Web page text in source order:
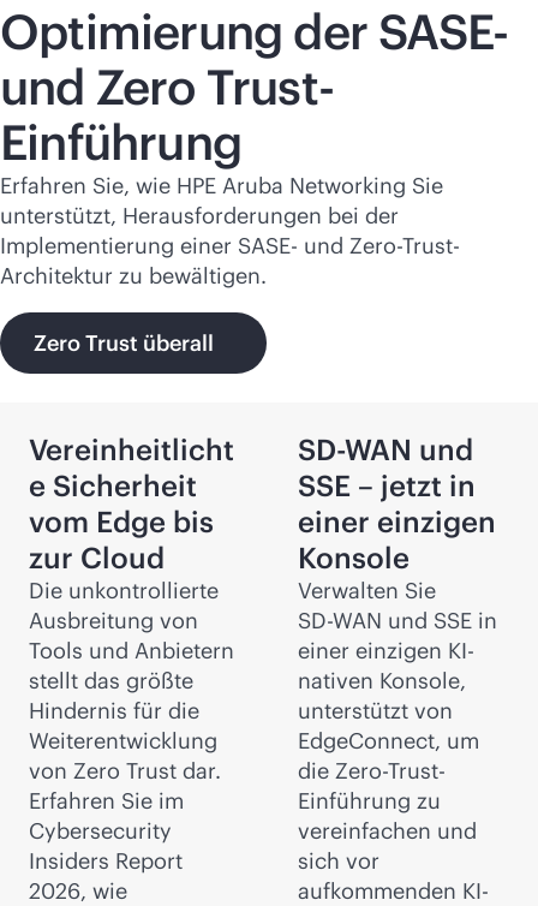
Optimierung der SASE-
und Zero Trust-
Einführung
Erfahren Sie, wie HPE Aruba Networking Sie
unterstützt, Herausforderungen bei der
Implementierung einer SASE- und Zero-Trust-
Architektur zu bewältigen.
Zero Trust überall
Vereinheitlicht
e Sicherheit
vom Edge bis
zur Cloud
Die unkontrollierte
Ausbreitung von
Tools und Anbietern
stellt das größte
Hindernis für die
Weiterentwicklung
von Zero Trust dar.
Erfahren Sie im
Cybersecurity
Insiders Report
2026, wie
SD-WAN und
SSE – jetzt in
einer einzigen
Konsole
Verwalten Sie
SD-WAN und SSE in
einer einzigen KI-
nativen Konsole,
unterstützt von
EdgeConnect, um
die Zero-Trust-
Einführung zu
vereinfachen und
sich vor
aufkommenden KI-